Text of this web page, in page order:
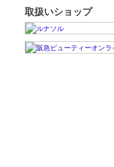
取扱いショップ